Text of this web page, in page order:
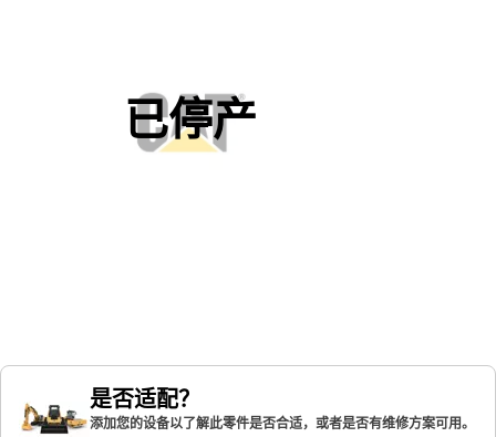
已停产
是否适配？
添加您的设备以了解此零件是否合适，或者是否有维修方案可用。